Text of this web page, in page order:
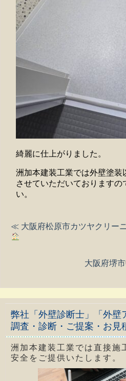
綺麗に仕上がりました。
洲加本建装工業では外壁塗装
させていただいておりますの
い。
≪ 大阪府松原市カツヤクリー
大阪府堺
弊社「外壁診断士」「外壁
調査・診断・ご提案・お見
洲加本建装工業では直接施
安全をご提供いたします。